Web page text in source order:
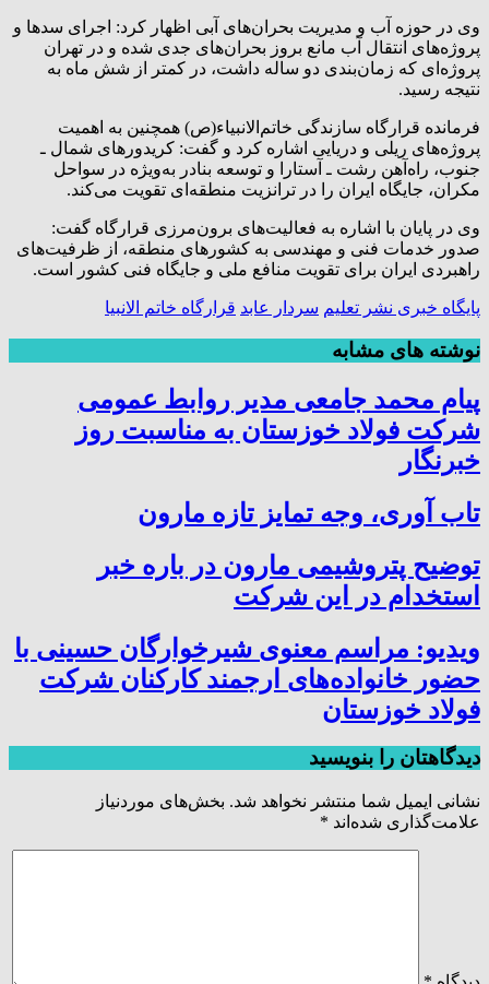
وی در حوزه آب و مدیریت بحران‌های آبی اظهار کرد: اجرای سدها و
پروژه‌های انتقال آب مانع بروز بحران‌های جدی شده و در تهران
پروژه‌ای که زمان‌بندی دو ساله داشت، در کمتر از شش ماه به
نتیجه رسید.
فرمانده قرارگاه سازندگی خاتم‌الانبیاء(ص) همچنین به اهمیت
پروژه‌های ریلی و دریایی اشاره کرد و گفت: کریدورهای شمال ـ
جنوب، راه‌آهن رشت ـ آستارا و توسعه بنادر به‌ویژه در سواحل
مکران، جایگاه ایران را در ترانزیت منطقه‌ای تقویت می‌کند.
وی در پایان با اشاره به فعالیت‌های برون‌مرزی قرارگاه گفت:
صدور خدمات فنی و مهندسی به کشورهای منطقه، از ظرفیت‌های
راهبردی ایران برای تقویت منافع ملی و جایگاه فنی کشور است.
پايگاه خبری نشر تعلیم سردار عابد قرارگاه خاتم الانبیا
نوشته های مشابه
پیام محمد جامعی مدیر روابط عمومی
شرکت فولاد خوزستان به مناسبت روز
خبرنگار
تاب آوری، وجه تمایز تازه مارون
توضیح پتروشیمی مارون در باره خبر
استخدام در این شرکت
ویدیو: مراسم معنوی شیرخوارگان حسینی با
حضور خانواده‌های ارجمند کارکنان شرکت
فولاد خوزستان
دیدگاهتان را بنویسید
نشانی ایمیل شما منتشر نخواهد شد. بخش‌های موردنیاز
علامت‌گذاری شده‌اند *